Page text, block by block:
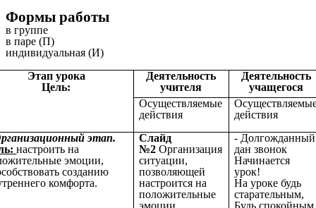
Формы работы
в группе
в паре (П)
индивидуальная (И)
Этап урока
Цель:
Деятельность
учителя
Деятельность
учащегося
Осуществляемые
действия
действия
этап.
настроить на
эмоции,
созданию
комфорта.
Слайд
№2 Организация
ситуации,
позволяющей
настроится на
положительные
эмоции,
- Долгожданный
дан звонок
Начинается
урок!
На уроке будь
старательным,
Будь спокойным